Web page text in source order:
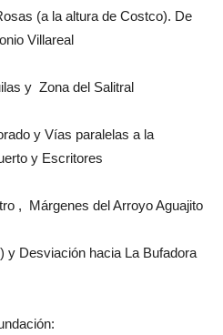
(a la altura de Costco). De
Villareal
y Zona del Salitral
y Vías paralelas a la
y Escritores
, Márgenes del Arroyo Aguajito
y Desviación hacia La Bufadora